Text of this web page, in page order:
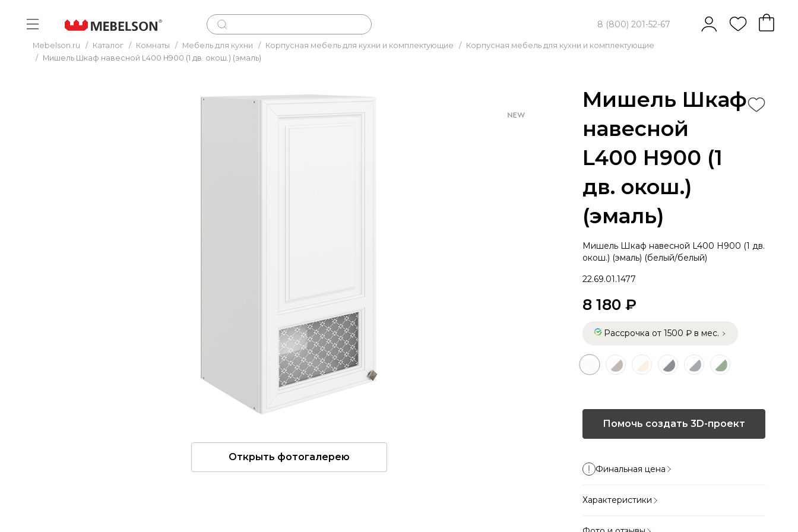
8 (800) 201-52-67
Mebelson.ru / Каталог / Комнаты / Мебель для кухни / Корпусная мебель для кухни и комплектующие / Корпусная мебель для кухни и комплектующие
/ Мишель Шкаф навесной L400 Н900 (1 дв. окош.) (эмаль)
Открыть фотогалерею
Мишель Шкаф
навесной
L400 Н900 (1
дв. окош.)
(эмаль)
Мишель Шкаф навесной L400 Н900 (1 дв.
окош.) (эмаль) (белый/белый)
22.69.01.1477
8 180 ₽
Рассрочка от 1500 ₽ в мес.
Помочь создать 3D-проект
Финальная цена
Характеристики